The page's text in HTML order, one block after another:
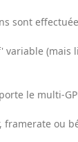
sont
variable (mais
le multi-
framerate ou